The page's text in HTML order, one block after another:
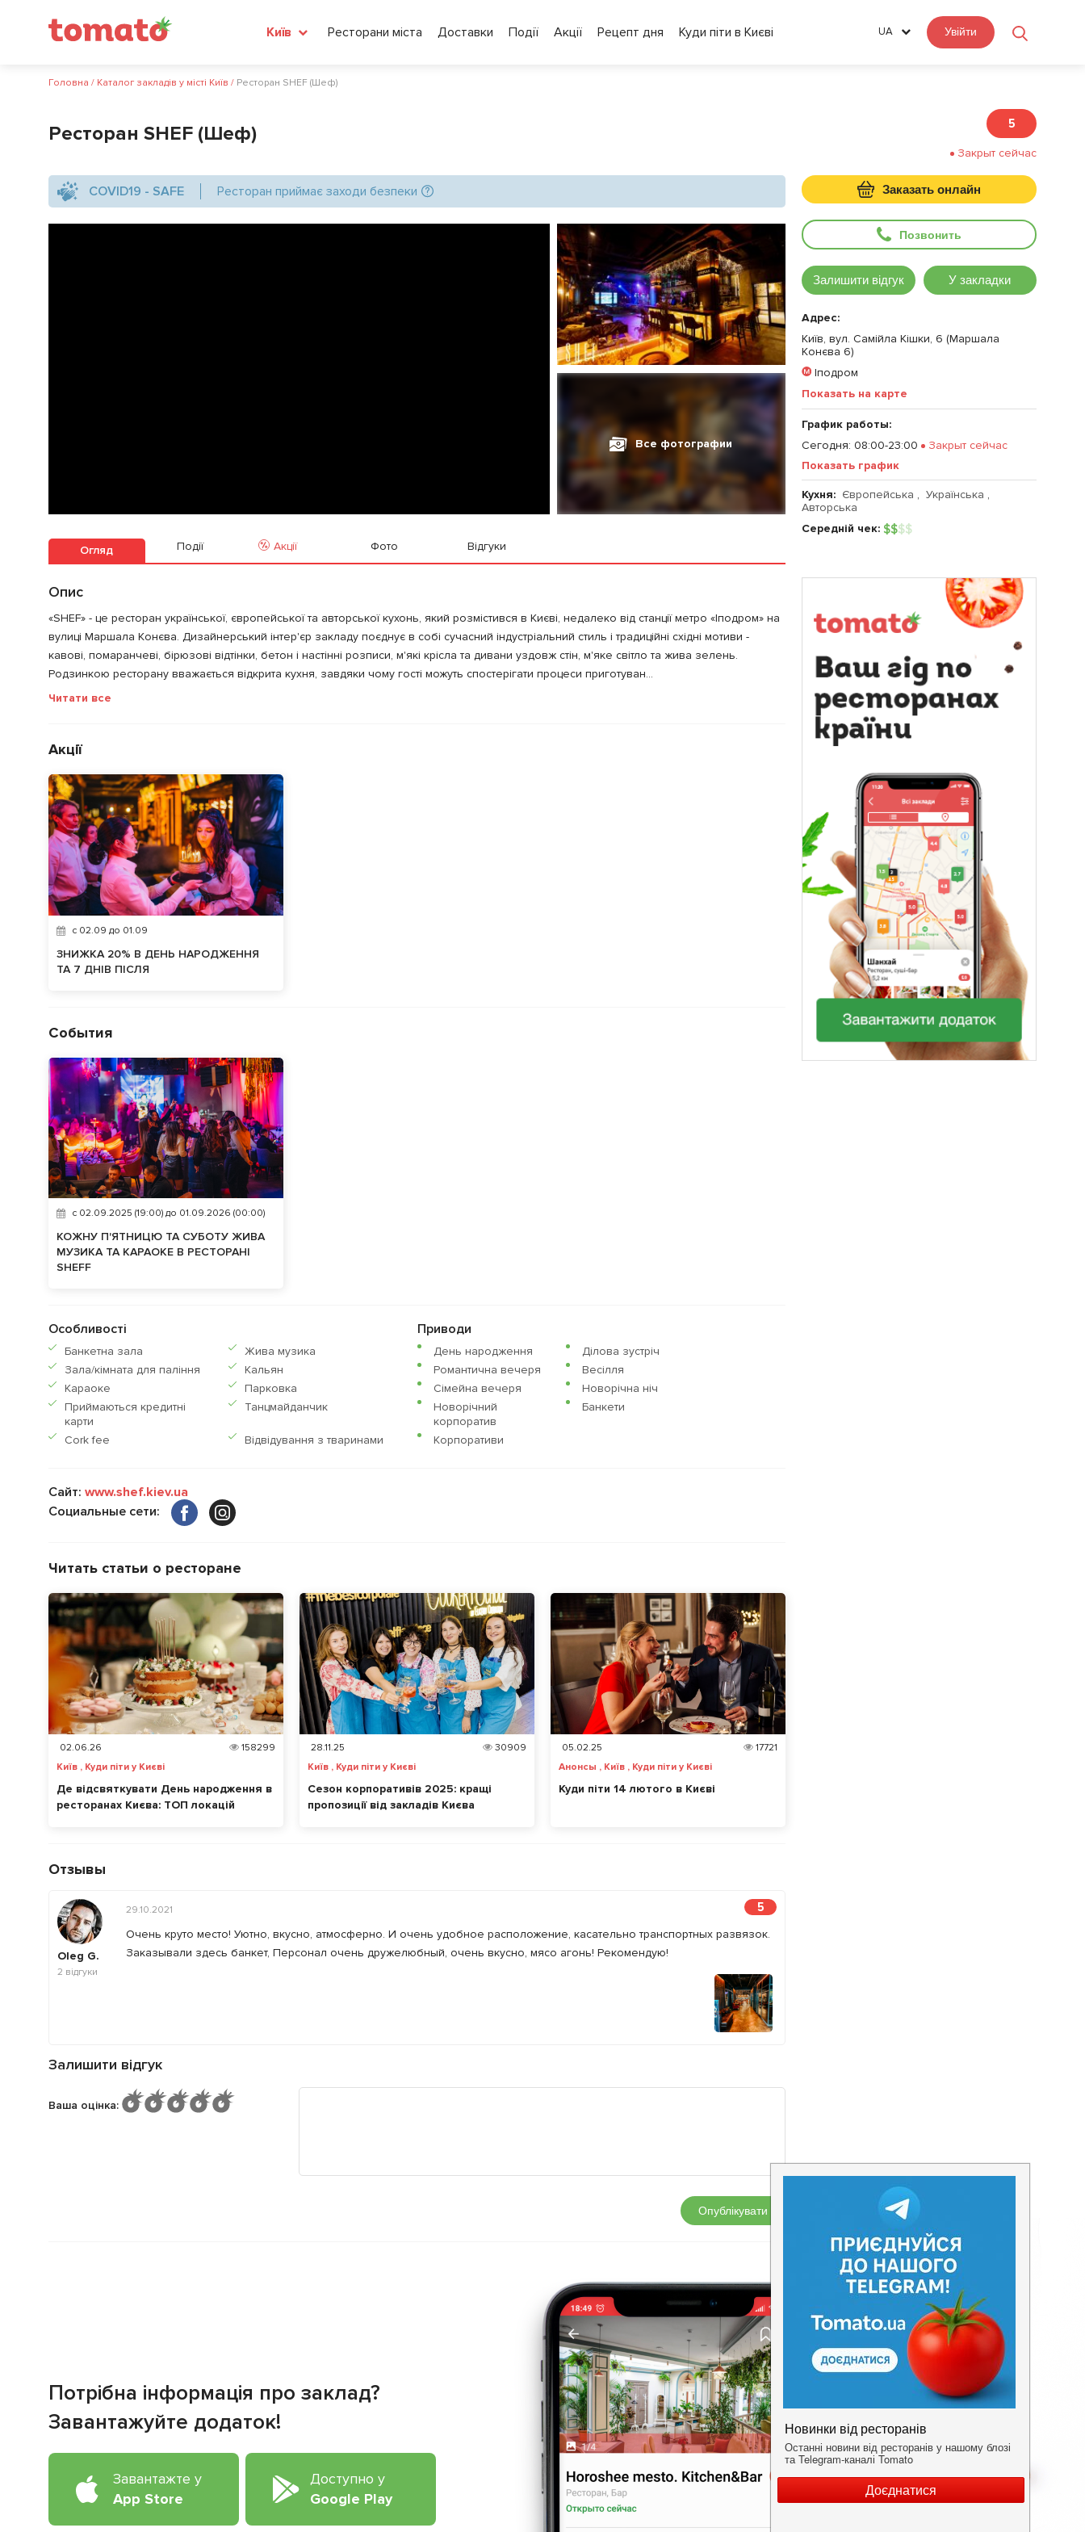
Київ Ресторани міста Доставки Події Акції Рецепт дня Куди піти в Києві UA Увійти
Головна / Каталог закладів у місті Київ / Ресторан SHEF (Шеф)
Ресторан SHEF (Шеф) 5
Закрыт сейчас
Заказать онлайн
Позвонить
Залишити відгук У закладки
Адрес:
Київ, вул. Самійла Кішки, 6 (Маршала
Конєва 6)
Іподром
Показать на карте
График работы:
Сегодня: 08:00-23:00
Закрыт сейчас
Показать график
Кухня: Європейська , Українська ,
Авторська
Середній чек: $$$$
COVID19 - SAFE Ресторан приймає заходи безпеки
Все фотографии
Огляд Події Акції Фото Відгуки
Опис
«SHEF» - це ресторан української, європейської та авторської кухонь, який розмістився в Києві, недалеко від станції метро «Іподром» на
вулиці Маршала Конєва. Дизайнерський інтер'єр закладу поєднує в собі сучасний індустріальний стиль і традиційні східні мотиви -
кавові, помаранчеві, бірюзові відтінки, бетон і настінні розписи, м'які крісла та дивани уздовж стін, м'яке світло та жива зелень.
Родзинкою ресторану вважається відкрита кухня, завдяки чому гості можуть спостерігати процеси приготуван...
Читати все
Акції
c 02.09 до 01.09
ЗНИЖКА 20% В ДЕНЬ НАРОДЖЕННЯ
ТА 7 ДНІВ ПІСЛЯ
События
c 02.09.2025 (19:00) до 01.09.2026 (00:00)
КОЖНУ П'ЯТНИЦЮ ТА СУБОТУ ЖИВА
МУЗИКА ТА КАРАОКЕ В РЕСТОРАНІ
SHEFF
Особливості
Банкетна зала
Жива музика
Зала/кімната для паління
Кальян
Караоке
Парковка
Приймаються кредитнi
карти
Танцмайданчик
Сork fee Відвідування з тваринами
Приводи
День народження
Ділова зустріч
Романтична вечеря
Весілля
Сімейна вечеря
Новорічна ніч
Новорічний
корпоратив
Банкети
Корпоративи
Сайт: www.shef.kiev.ua
Социальные сети:
Читать статьи о ресторане
02.06.26
158299
Київ , Куди піти у Києві
Де відсвяткувати День народження в
ресторанах Києва: ТОП локацій
28.11.25
30909
Київ , Куди піти у Києві
Сезон корпоративів 2025: кращі
пропозиції від закладів Києва
05.02.25
17721
Анонсы , Київ , Куди піти у Києві
Куди піти 14 лютого в Києві
Отзывы
Oleg G.
2 відгуки
5
29.10.2021
Очень круто место! Уютно, вкусно, атмосферно. И очень удобное расположение, касательно транспортных развязок.
Заказывали здесь банкет, Персонал очень дружелюбный, очень вкусно, мясо агонь! Рекомендую!
Залишити відгук
Ваша оцінка:
Опублікувати
Потрібна інформація про заклад?
Завантажуйте додаток!
Завантажте у
App Store
Доступно у
Google Play